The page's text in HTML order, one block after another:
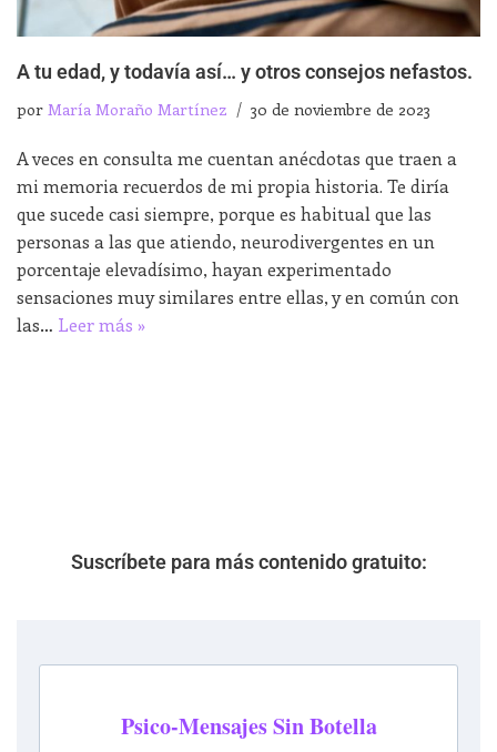
A tu edad, y todavía así… y otros consejos nefastos.
por María Moraño Martínez 30 de noviembre de 2023
A veces en consulta me cuentan anécdotas que traen a
mi memoria recuerdos de mi propia historia. Te diría
que sucede casi siempre, porque es habitual que las
personas a las que atiendo, neurodivergentes en un
porcentaje elevadísimo, hayan experimentado
sensaciones muy similares entre ellas, y en común con
las… Leer más »
Suscríbete para más contenido gratuito: